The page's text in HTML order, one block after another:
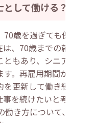
して働ける？
歳を過ぎても保育
、70歳までの就業機
もあり、シニア層が
。再雇用期間が終了
更新して働き続けら
を続けたいと考えて
き方について、早